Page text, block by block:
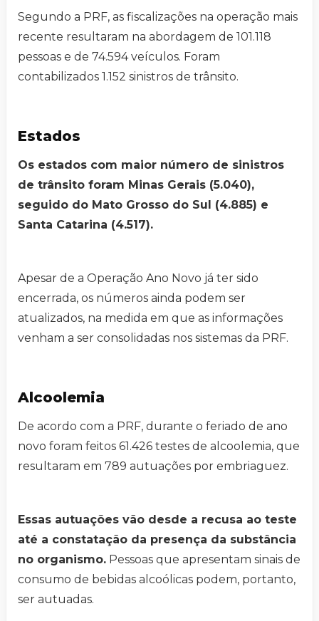
Segundo a PRF, as fiscalizações na operação mais
recente resultaram na abordagem de 101.118
pessoas e de 74.594 veículos. Foram
contabilizados 1.152 sinistros de trânsito.
Estados
Os estados com maior número de sinistros
de trânsito foram Minas Gerais (5.040),
seguido do Mato Grosso do Sul (4.885) e
Santa Catarina (4.517).
Apesar de a Operação Ano Novo já ter sido
encerrada, os números ainda podem ser
atualizados, na medida em que as informações
venham a ser consolidadas nos sistemas da PRF.
Alcoolemia
De acordo com a PRF, durante o feriado de ano
novo foram feitos 61.426 testes de alcoolemia, que
resultaram em 789 autuações por embriaguez.
Essas autuações vão desde a recusa ao teste
até a constatação da presença da substância
no organismo. Pessoas que apresentam sinais de
consumo de bebidas alcoólicas podem, portanto,
ser autuadas.